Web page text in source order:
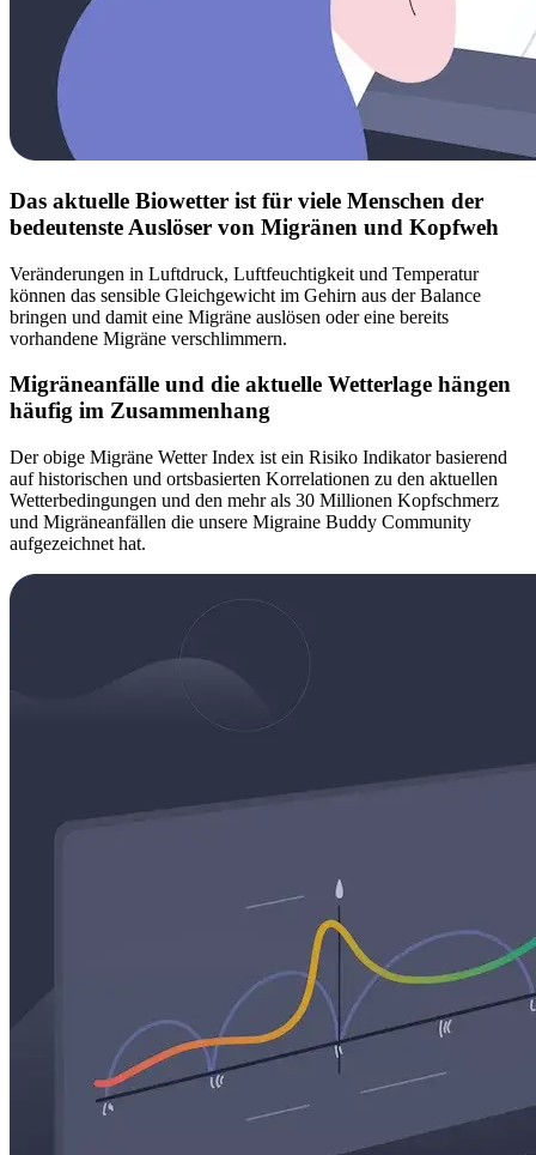
Das aktuelle Biowetter ist für viele Menschen der
bedeutenste Auslöser von Migränen und Kopfweh
Veränderungen in Luftdruck, Luftfeuchtigkeit und Temperatur
können das sensible Gleichgewicht im Gehirn aus der Balance
bringen und damit eine Migräne auslösen oder eine bereits
vorhandene Migräne verschlimmern.
Migräneanfälle und die aktuelle Wetterlage hängen
häufig im Zusammenhang
Der obige Migräne Wetter Index ist ein Risiko Indikator basierend
auf historischen und ortsbasierten Korrelationen zu den aktuellen
Wetterbedingungen und den mehr als 30 Millionen Kopfschmerz
und Migräneanfällen die unsere Migraine Buddy Community
aufgezeichnet hat.